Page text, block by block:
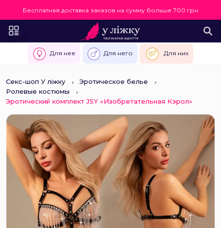
Бесплатная доставка заказов на сумму больше 700 грн
Для нее Для него Для них
Секс-шоп У ліжку
Эротическое белье
Ролевые костюмы
Эротический комплект JSY «Изобретательная Кэрол»